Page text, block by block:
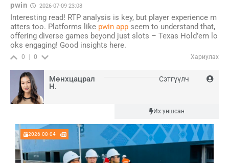
Мөнхцацрал
Н.
Сэтгүүлч
Их уншсан
2026-08-04
pwin 2026-07-09 23:08
Interesting read! RTP analysis is key, but player experience m
atters too. Platforms like pwin app seem to understand that,
offering diverse games beyond just slots – Texas Hold’em lo
oks engaging! Good insights here.
0 0 Хариулах